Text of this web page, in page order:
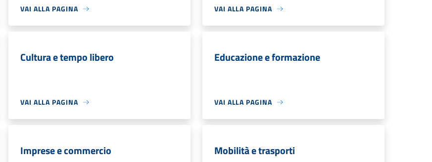
VAI ALLA PAGINA VAI ALLA PAGINA
Cultura e tempo libero
VAI ALLA PAGINA
Educazione e formazione
VAI ALLA PAGINA
Imprese e commercio Mobilità e trasporti